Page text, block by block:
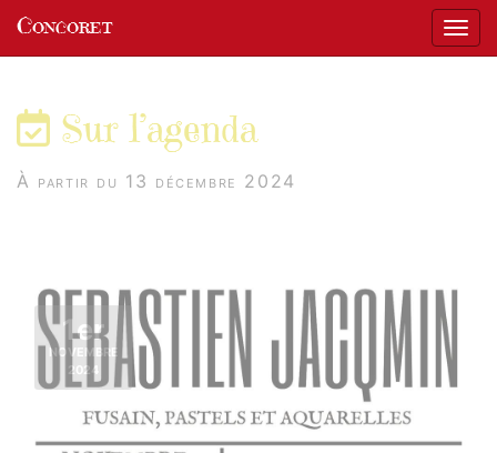
Concoret
Sur l’agenda
À partir du 13 décembre 2024
1er
NOVEMBRE
2024
Panneau de gestion des cookies